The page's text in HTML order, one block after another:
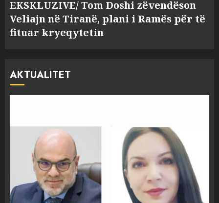
EKSKLUZIVE/ Tom Doshi zëvendëson
Veliajn në Tiranë, plani i Ramës për të
fituar kryeqytetin
AKTUALITET